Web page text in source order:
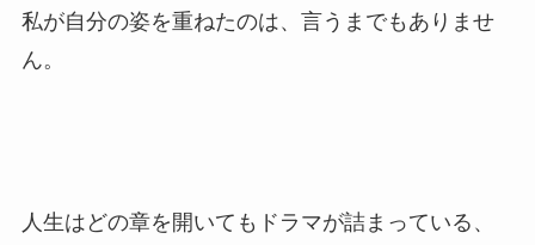
私が自分の姿を重ねたのは、言うまでもありませ
ん。
人生はどの章を開いてもドラマが詰まっている、